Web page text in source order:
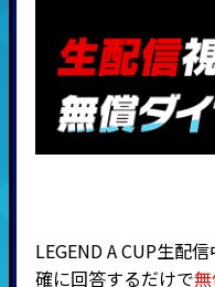
LEGEND A CUP生配
確に回答するだけで